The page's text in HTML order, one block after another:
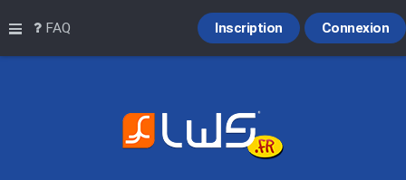
Raccourcis
FAQ Connexion
Inscription